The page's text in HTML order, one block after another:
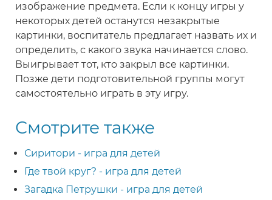
изображение предмета. Если к концу игры у
некоторых детей останутся незакрытые
картинки, воспитатель предлагает назвать их и
определить, с какого звука начинается слово.
Выигрывает тот, кто закрыл все картинки.
Позже дети подготовительной группы могут
самостоятельно играть в эту игру.
Смотрите также
Сиритори - игра для детей
Где твой круг? - игра для детей
Загадка Петрушки - игра для детей